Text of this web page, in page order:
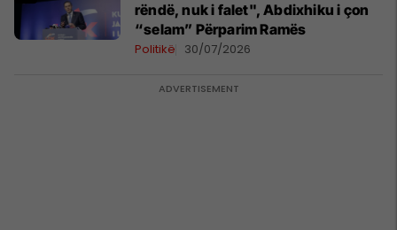
rëndë, nuk i falet", Abdixhiku i çon
“selam” Përparim Ramës
Politikë 30/07/2026